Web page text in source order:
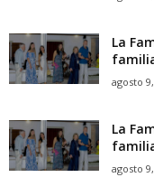
La
agosto
La
agosto